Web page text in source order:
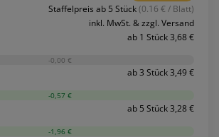
Staffelpreis ab 5 Stück(0.16 € / Blatt)
inkl. MwSt. & zzgl. Versand
ab 1 Stück 3,68 €
-0,00 €
ab 3 Stück 3,49 €
-0,57 €
ab 5 Stück 3,28 €
-1,96 €